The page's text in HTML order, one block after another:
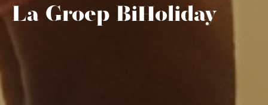
La Groep BiHoliday